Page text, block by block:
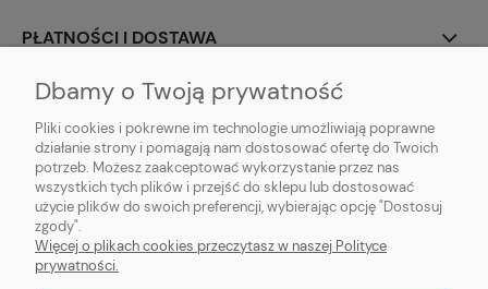
PŁATNOŚCI I DOSTAWA
INFORMACJE
O NAS
pokaż pełną wersję strony
Dbamy o Twoją prywatność
Pliki cookies i pokrewne im technologie umożliwiają poprawne
działanie strony i pomagają nam dostosować ofertę do Twoich
potrzeb. Możesz zaakceptować wykorzystanie przez nas
wszystkich tych plików i przejść do sklepu lub dostosować
użycie plików do swoich preferencji, wybierając opcję "Dostosuj
zgody".
Więcej o plikach cookies przeczytasz w naszej Polityce
prywatności.